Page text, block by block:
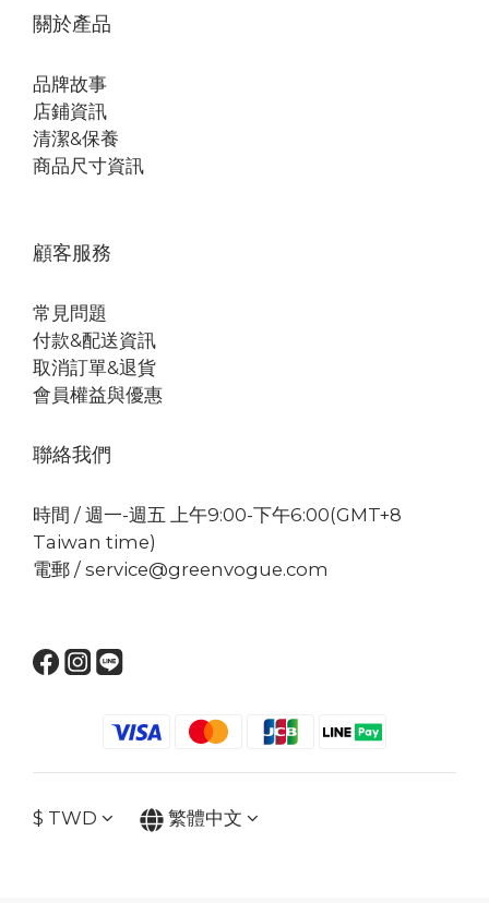
關於產品
品牌故事
店鋪資訊
清潔&保養
商品尺寸資訊
顧客服務
常見問題
付款&配送資訊
取消訂單&退貨
會員權益與優惠
聯絡我們
時間 / 週一-週五 上午9:00-下午6:00(GMT+8
Taiwan time)
電郵 / service@greenvogue.com
$ TWD 繁體中文